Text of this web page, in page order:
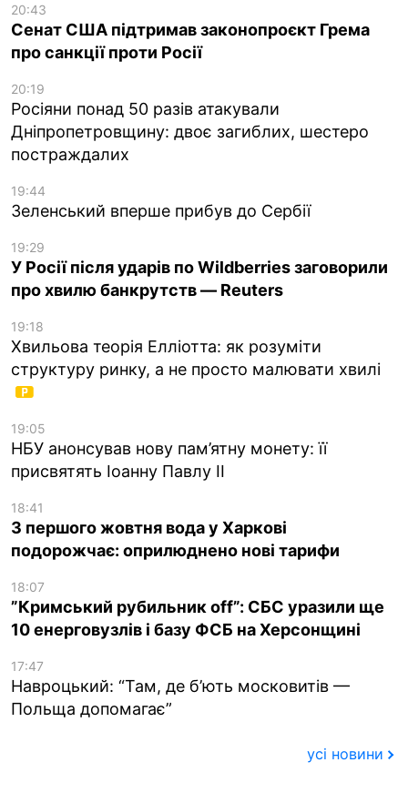
20:43
Сенат США підтримав законопроєкт Грема
про санкції проти Росії
20:19
Росіяни понад 50 разів атакували
Дніпропетровщину: двоє загиблих, шестеро
постраждалих
19:44
Зеленський вперше прибув до Сербії
19:29
У Росії після ударів по Wildberries заговорили
про хвилю банкрутств — Reuters
19:18
Хвильова теорія Елліотта: як розуміти
структуру ринку, а не просто малювати хвилі
19:05
НБУ анонсував нову пам’ятну монету: її
присвятять Іоанну Павлу II
18:41
З першого жовтня вода у Харкові
подорожчає: оприлюднено нові тарифи
18:07
”Кримський рубильник off”: СБС уразили ще
10 енерговузлів і базу ФСБ на Херсонщині
17:47
Навроцький: “Там, де б’ють московитів —
Польща допомагає”
усі новини